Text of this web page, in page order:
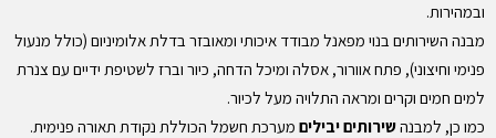
ובמהירות.
מבנה השירותים בנוי מפאנל מבודד איכותי ומאובזר בדלת אלומיניום (כולל מנעול
פנימי וחיצוני), פתח אוורור, אסלה ומיכל הדחה, כיור וברז לשטיפת ידיים עם צנרת
למים חמים וקרים ומראה התלויה מעל לכיור.
כמו כן, למבנהשירותים יבילים מערכת חשמל הכוללת נקודת תאורה פנימית.